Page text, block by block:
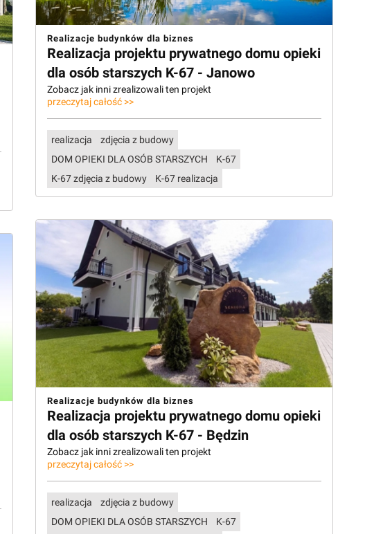
Realizacje budynków dla biznes
Realizacja projektu prywatnego domu opieki
dla osób starszych K-67 - Janowo
Zobacz jak inni zrealizowali ten projekt
przeczytaj całość >>
realizacja
zdjęcia z budowy
DOM OPIEKI DLA OSÓB STARSZYCH
K-67
K-67 zdjęcia z budowy
K-67 realizacja
Realizacje budynków dla biznes
Realizacja projektu prywatnego domu opieki
dla osób starszych K-67 - Będzin
Zobacz jak inni zrealizowali ten projekt
przeczytaj całość >>
realizacja
zdjęcia z budowy
DOM OPIEKI DLA OSÓB STARSZYCH
K-67